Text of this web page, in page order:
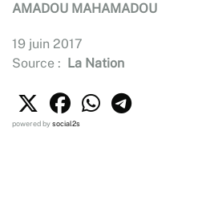
AMADOU MAHAMADOU
19 juin 2017
Source : La Nation
powered bysocial2s